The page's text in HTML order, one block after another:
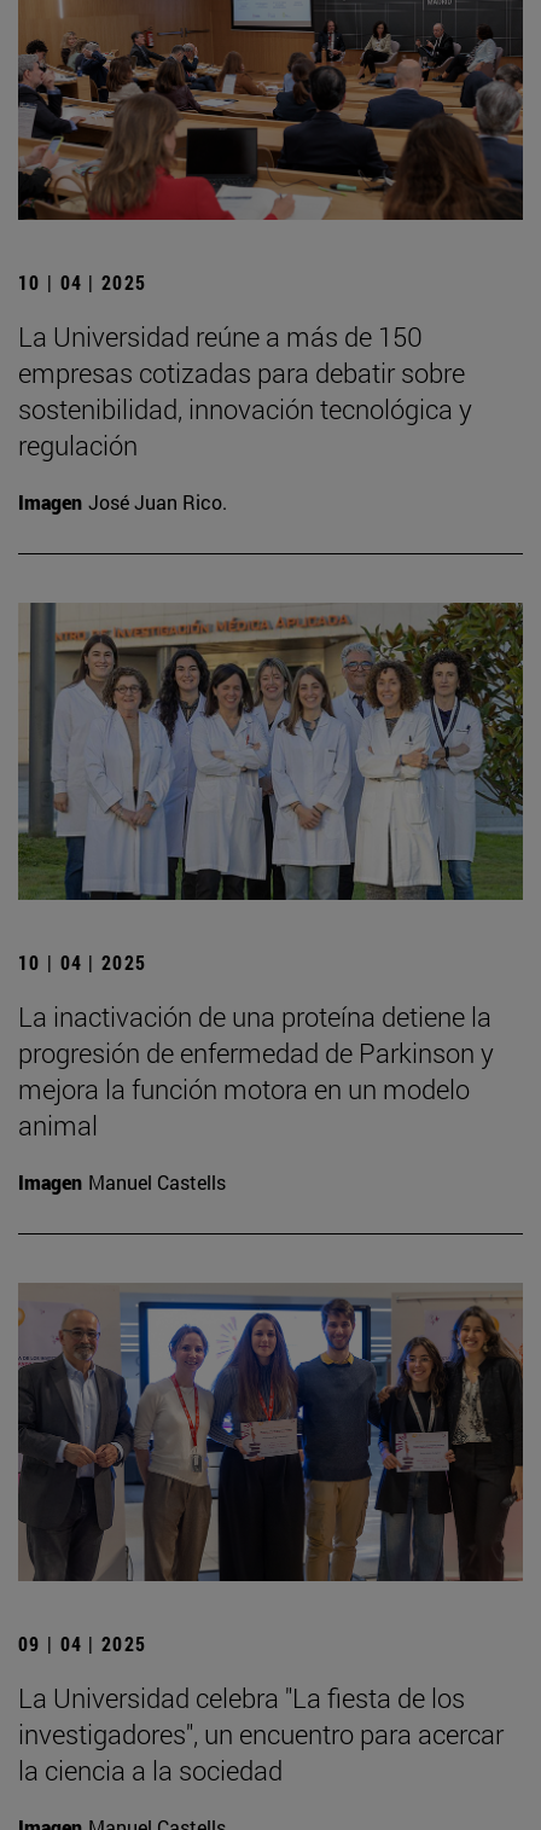
10 | 04 | 2025
La Universidad reúne a más de 150
empresas cotizadas para debatir sobre
sostenibilidad, innovación tecnológica y
regulación
Imagen José Juan Rico.
10 | 04 | 2025
La inactivación de una proteína detiene la
progresión de enfermedad de Parkinson y
mejora la función motora en un modelo
animal
Imagen Manuel Castells
09 | 04 | 2025
La Universidad celebra "La fiesta de los
investigadores", un encuentro para acercar
la ciencia a la sociedad